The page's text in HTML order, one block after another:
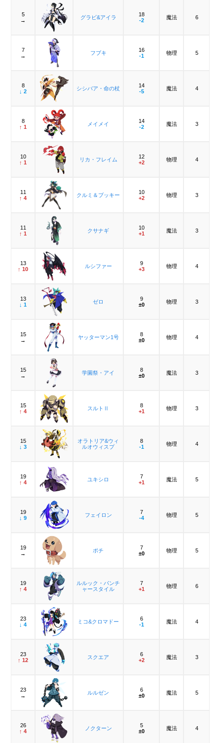
5
→
グラビ&アイラ
18
-2
魔法 6
7
→
フブキ
16
-1
物理 5
8
↓ 2
シシバア・命の杖
14
-5
魔法 4
8
↑ 1
メイメイ
14
-2
魔法 3
10
↑ 1
リカ・フレイム
12
+2
物理 4
11
↑ 4
クルミ＆ブッキー
10
+2
物理 3
11
↑ 1
クサナギ
10
+1
魔法 3
13
↑ 10
ルシファー
9
+3
物理 4
13
↓ 1
ゼロ
9
±0
物理 3
15
→
ヤッターマン1号
8
±0
物理 4
15
→
学園祭・アイ
8
±0
魔法 3
15
↑ 4
スルトⅡ
8
+1
物理 3
15
↓ 3
オラトリア&ウィ
ルオウィスプ
8
-1
物理 4
19
↑ 4
ユキシロ
7
+1
魔法 5
19
↓ 9
フェイロン
7
-4
物理 5
19
→
ポチ
7
±0
物理 5
19
↑ 4
ルルック・パンチ
ャースタイル
7
+1
物理 6
23
↓ 4
ミコ&クロマドー
6
-1
魔法 4
23
↑ 12
スクエア
6
+2
魔法 3
23
→
ルルゼン
6
±0
魔法 5
26
↑ 4
ノクターン
5
±0
魔法 4